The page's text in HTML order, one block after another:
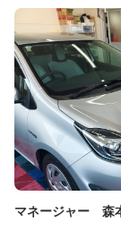
マネージャー 森